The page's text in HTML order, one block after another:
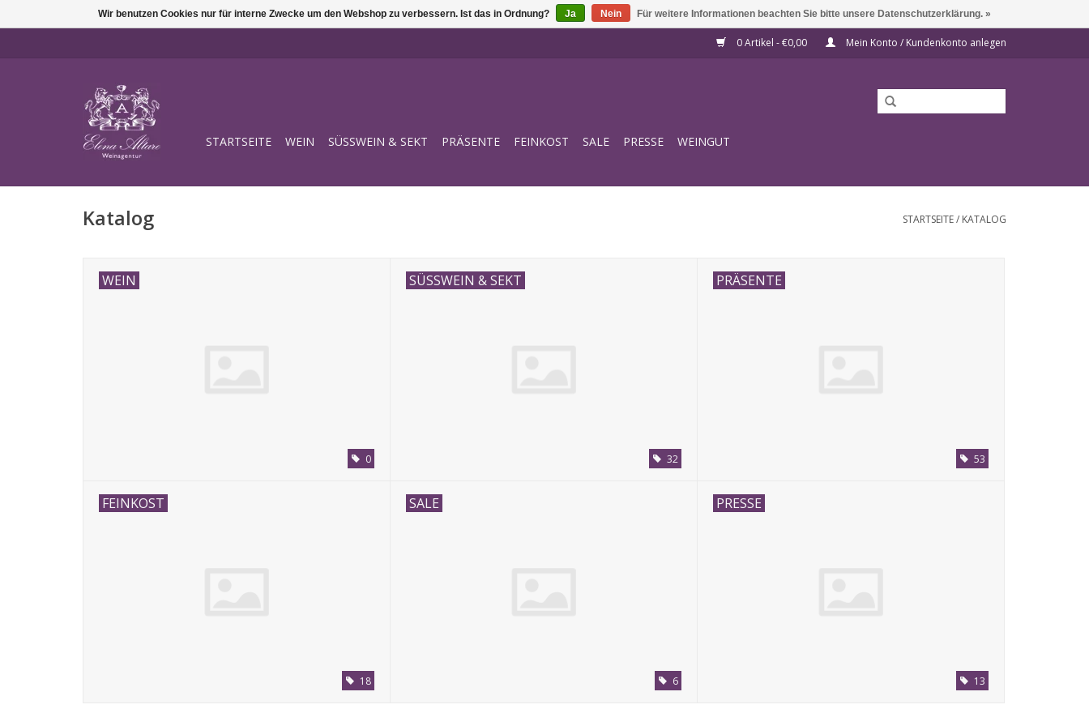
0 Artikel - €0,00 Mein Konto / Kundenkonto anlegen
STARTSEITE WEIN SÜSSWEIN & SEKT PRÄSENTE FEINKOST SALE PRESSE WEINGUT
Katalog STARTSEITE/ KATALOG
WEIN
0
SÜSSWEIN & SEKT
32
PRÄSENTE
53
FEINKOST
18
SALE
6
PRESSE
13
Wir benutzen Cookies nur für interne Zwecke um den Webshop zu verbessern. Ist das in Ordnung? Ja Nein Für weitere Informationen beachten Sie bitte unsere Datenschutzerklärung. »